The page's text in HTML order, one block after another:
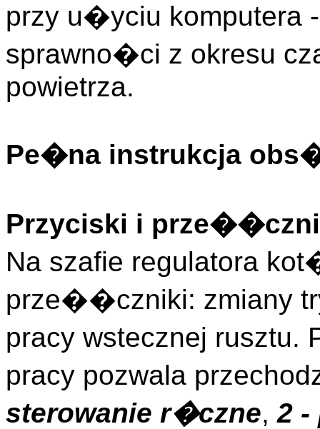
przy u�yciu
sprawno�ci z okresu
powietrza.
Pe�na instrukcja
Przyciski i
Na szafie regulatora
prze��czniki: zmiany
pracy wstecznej
pracy pozwala
sterowanie r�czne,2 -